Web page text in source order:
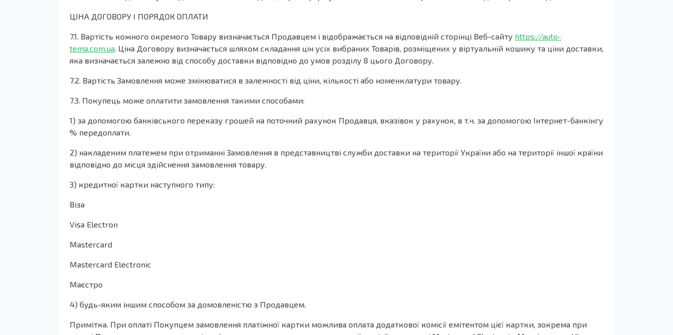
ЦІНА ДОГОВОРУ І ПОРЯДОК ОПЛАТИ
7.1. Вартість кожного окремого Товару визначається Продавцем і відображається на відповідній сторінці Веб-сайту https://auto-
tema.com.ua. Ціна Договору визначається шляхом складання цін усіх вибраних Товарів, розміщених у віртуальній кошику та ціни доставки,
яка визначається залежно від способу доставки відповідно до умов розділу 8 цього Договору.
7.2. Вартість Замовлення може змінюватися в залежності від ціни, кількості або номенклатури товару.
7.3. Покупець може оплатити замовлення такими способами:
1) за допомогою банківського переказу грошей на поточний рахунок Продавця, вказівок у рахунок, в т.ч. за допомогою Інтернет-банкінгу
% передоплати.
2) накладеним платежем при отриманні Замовлення в представництві служби доставки на території України або на території іншої країни
відповідно до місця здійснення замовлення товару.
3) кредитної картки наступного типу:
Віза
Visa Electron
Mastercard
Mastercard Electronic
Маєстро
4) будь-яким іншим способом за домовленістю з Продавцем.
Примітка. При оплаті Покупцем замовлення платіжної картки можлива оплата додаткової комісії емітентом цієї картки, зокрема при